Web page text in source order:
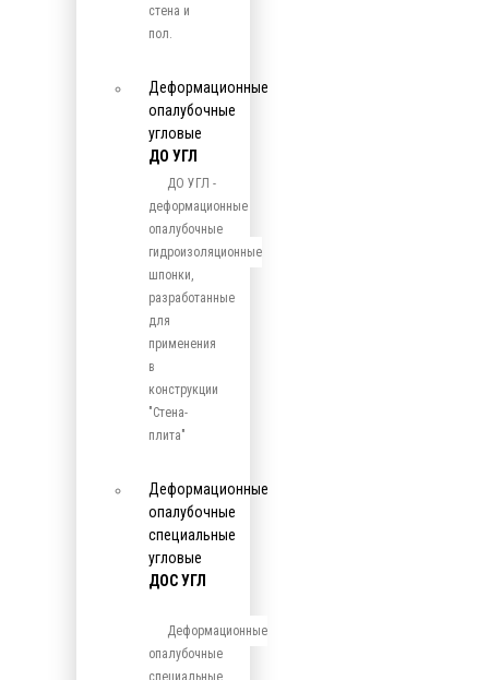
стена и
пол.
Деформационные
опалубочные
угловые
ДО УГЛ
ДО УГЛ -
деформационные
опалубочные
гидроизоляционные
шпонки,
разработанные
для
применения
в
конструкции
"Стена-
плита"
Деформационные
опалубочные
специальные
угловые
ДОС УГЛ
Деформационные
опалубочные